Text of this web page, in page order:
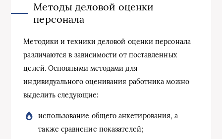
Методы деловой оценки
персонала
Методики и техники деловой оценки персонала
различаются в зависимости от поставленных
целей. Основными методами для
индивидуального оценивания работника можно
выделить следующие:
использование общего анкетирования, а
также сравнение показателей;